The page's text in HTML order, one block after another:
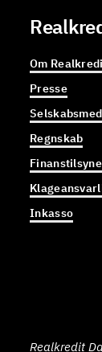
Om
Presse
Regnskab
Inkasso
Realkredit